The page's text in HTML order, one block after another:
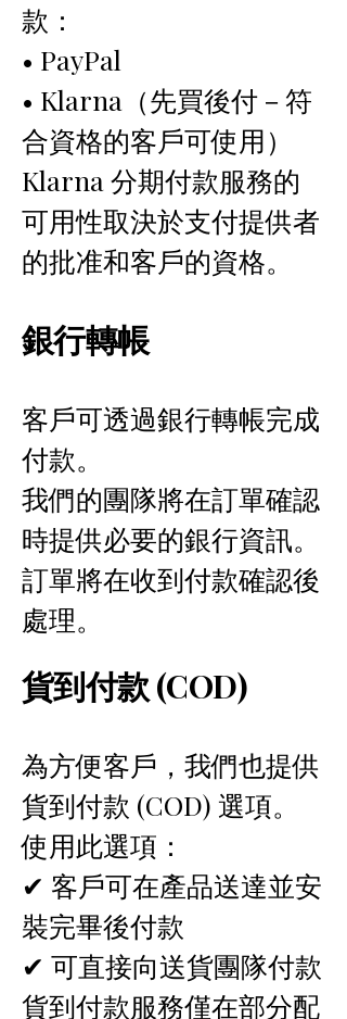
款：
• PayPal
• Klarna（先買後付－符
合資格的客戶可使用）
Klarna 分期付款服務的
可用性取決於支付提供者
的批准和客戶的資格。
銀行轉帳
客戶可透過銀行轉帳完成
付款。
我們的團隊將在訂單確認
時提供必要的銀行資訊。
訂單將在收到付款確認後
處理。
貨到付款 (COD)
為方便客戶，我們也提供
貨到付款 (COD) 選項。
使用此選項：
✔ 客戶可在產品送達並安
裝完畢後付款
✔ 可直接向送貨團隊付款
貨到付款服務僅在部分配